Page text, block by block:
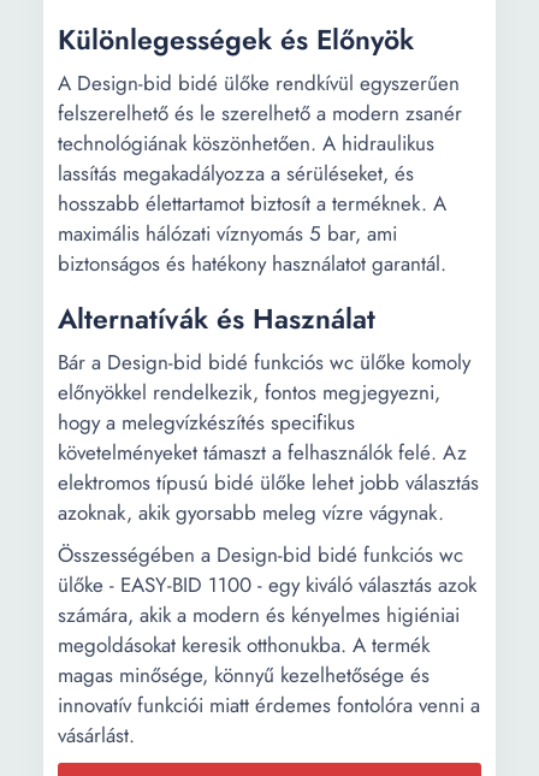
Különlegességek és Előnyök
A Design-bid bidé ülőke rendkívül egyszerűen
felszerelhető és le szerelhető a modern zsanér
technológiának köszönhetően. A hidraulikus
lassítás megakadályozza a sérüléseket, és
hosszabb élettartamot biztosít a terméknek. A
maximális hálózati víznyomás 5 bar, ami
biztonságos és hatékony használatot garantál.
Alternatívák és Használat
Bár a Design-bid bidé funkciós wc ülőke komoly
előnyökkel rendelkezik, fontos megjegyezni,
hogy a melegvízkészítés specifikus
követelményeket támaszt a felhasználók felé. Az
elektromos típusú bidé ülőke lehet jobb választás
azoknak, akik gyorsabb meleg vízre vágynak.
Összességében a Design-bid bidé funkciós wc
ülőke - EASY-BID 1100 - egy kiváló választás azok
számára, akik a modern és kényelmes higiéniai
megoldásokat keresik otthonukba. A termék
magas minősége, könnyű kezelhetősége és
innovatív funkciói miatt érdemes fontolóra venni a
vásárlást.